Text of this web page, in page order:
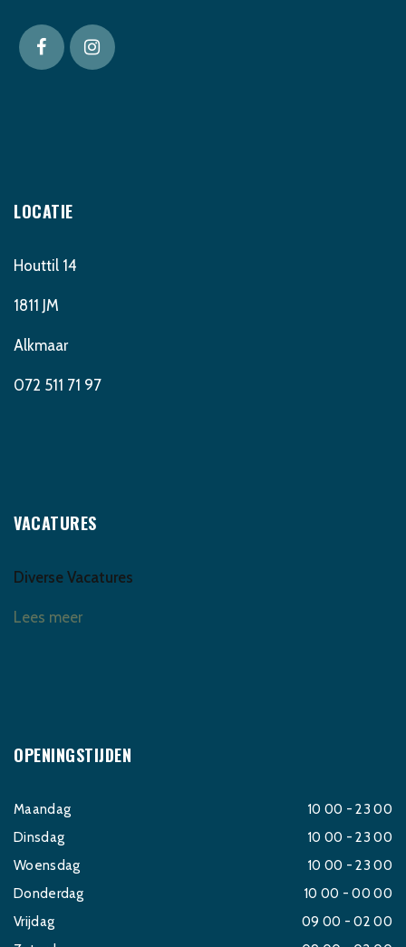
LOCATIE
Houttil 14
1811 JM
Alkmaar
072 511 71 97
VACATURES
Diverse Vacatures
Lees meer
OPENINGSTIJDEN
Maandag
10 00 - 23 00
Dinsdag
10 00 - 23 00
Woensdag
10 00 - 23 00
Donderdag
10 00 - 00 00
Vrijdag
09 00 - 02 00